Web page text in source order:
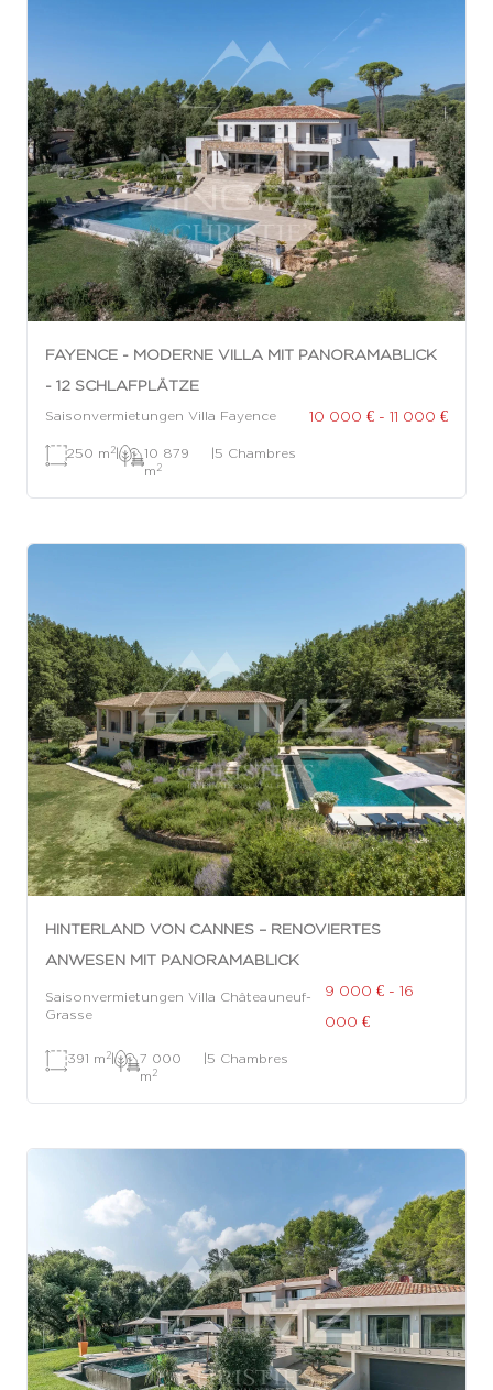
FAYENCE - MODERNE VILLA MIT PANORAMABLICK
- 12 SCHLAFPLÄTZE
Saisonvermietungen Villa Fayence 10 000 € - 11 000 €
250 m 2|
10 879
m 2
|5 Chambres
HINTERLAND VON CANNES – RENOVIERTES
ANWESEN MIT PANORAMABLICK
Saisonvermietungen Villa Châteauneuf-
Grasse
9 000 € - 16
000 €
391 m 2|
7 000
m 2
|5 Chambres